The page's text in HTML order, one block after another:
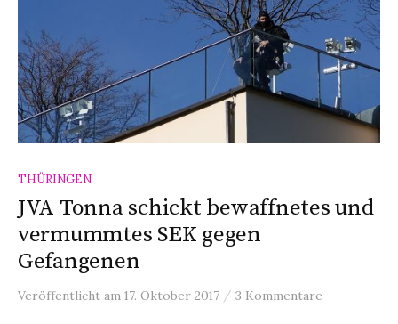
THÜRINGEN
JVA Tonna schickt bewaffnetes und
vermummtes SEK gegen
Gefangenen
Veröffentlicht am 17. Oktober 2017 / 3 Kommentare